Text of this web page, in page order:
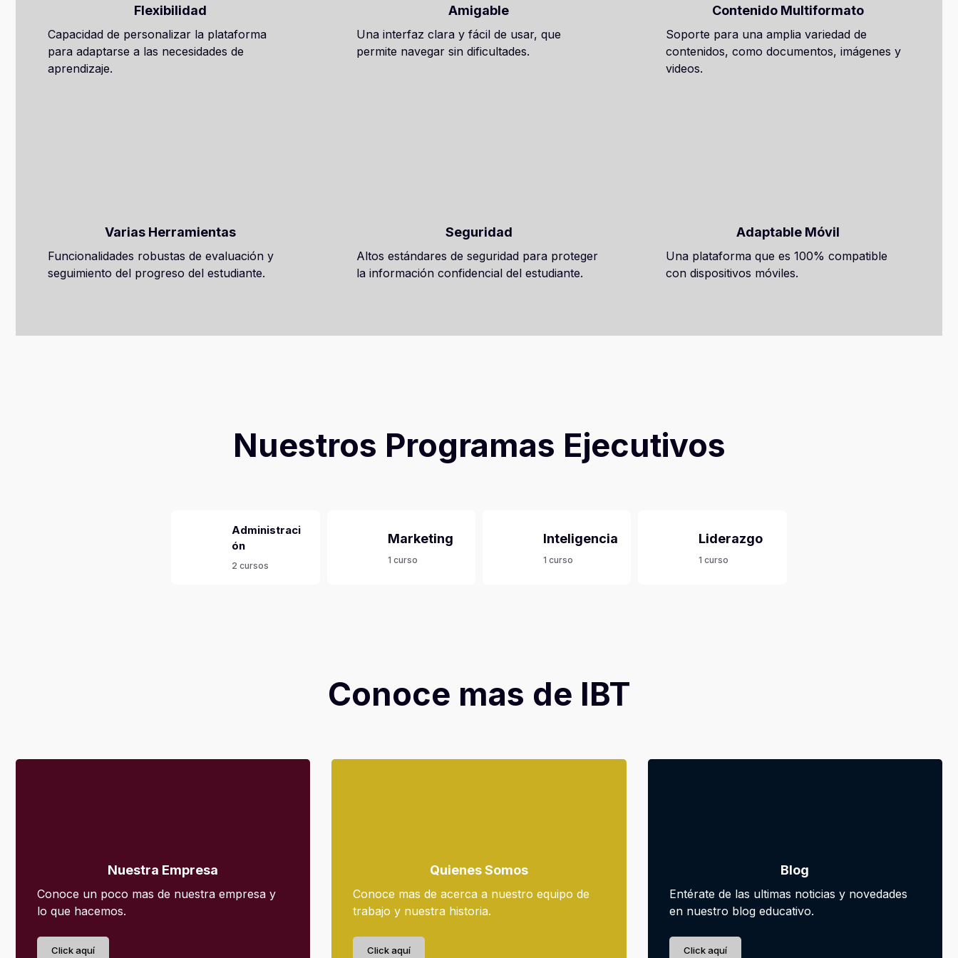
Flexibilidad
Capacidad de personalizar la plataforma
para adaptarse a las necesidades de
aprendizaje.
Amigable
Una interfaz clara y fácil de usar, que
permite navegar sin dificultades.
Contenido Multiformato
Soporte para una amplia variedad de
contenidos, como documentos, imágenes y
videos.
Varias Herramientas
Funcionalidades robustas de evaluación y
seguimiento del progreso del estudiante.
Seguridad
Altos estándares de seguridad para proteger
la información confidencial del estudiante.
Adaptable Móvil
Una plataforma que es 100% compatible
con dispositivos móviles.
Nuestros Programas Ejecutivos
Administraci
ón
2 cursos
Marketing
1 curso
Inteligencia
1 curso
Liderazgo
1 curso
Conoce mas de IBT
Nuestra Empresa
Conoce un poco mas de nuestra empresa y
lo que hacemos.
Click aquí
Quienes Somos
Conoce mas de acerca a nuestro equipo de
trabajo y nuestra historia.
Click aquí
Blog
Entérate de las ultimas noticias y novedades
en nuestro blog educativo.
Click aquí